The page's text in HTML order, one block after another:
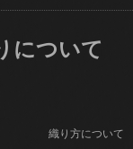
について
織り方について